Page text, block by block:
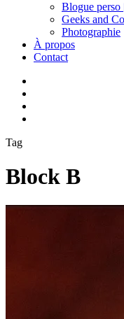
Blogue
Geeks and
Photographie
À propos
Contact
Tag
Block B